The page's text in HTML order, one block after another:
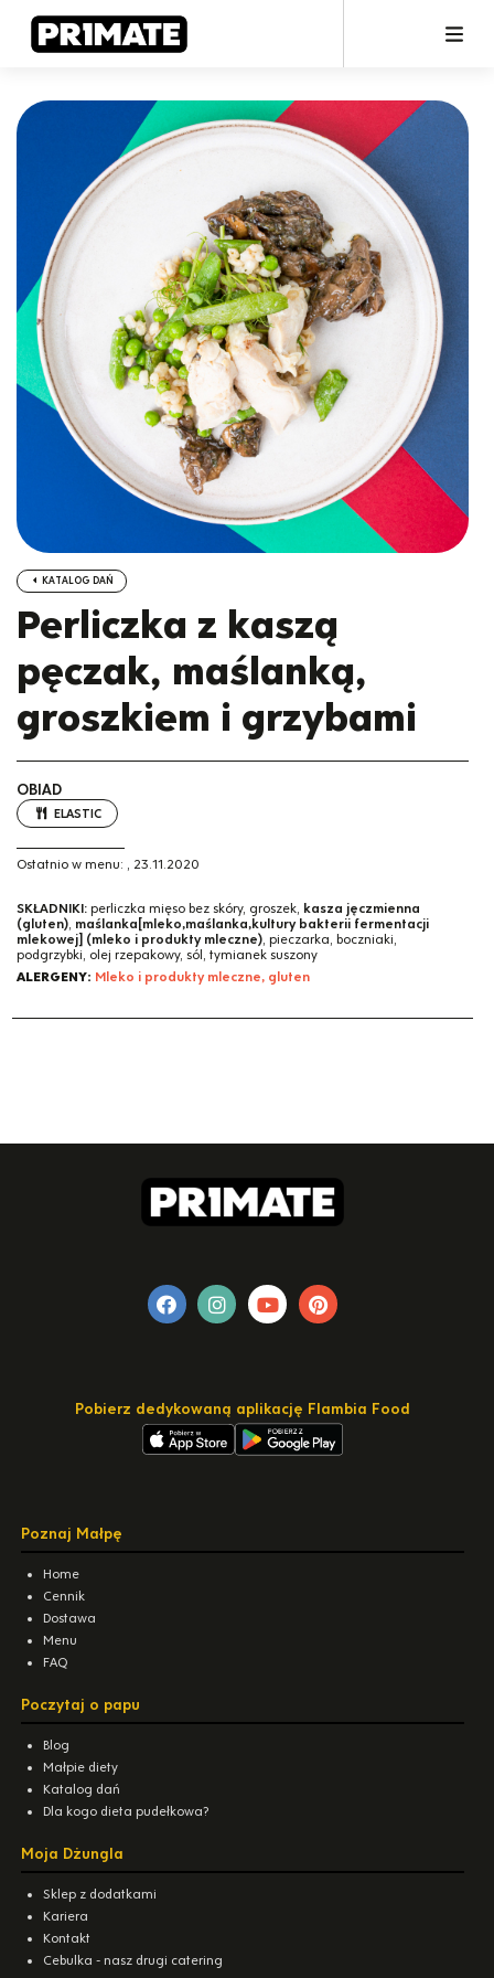
KATALOG DAŃ
Perliczka z kaszą
pęczak, maślanką,
groszkiem i grzybami
OBIAD
ELASTIC
Ostatnio w menu: , 23.11.2020
SKŁADNIKI: perliczka mięso bez skóry, groszek, kasza jęczmienna
(gluten), maślanka[mleko,maślanka,kultury bakterii fermentacji
mlekowej] (mleko i produkty mleczne), pieczarka, boczniaki,
podgrzybki, olej rzepakowy, sól, tymianek suszony
ALERGENY: Mleko i produkty mleczne, gluten
Pobierz dedykowaną aplikację Flambia Food
Poznaj Małpę
Home
Cennik
Dostawa
Menu
FAQ
Poczytaj o papu
Blog
Małpie diety
Katalog dań
Dla kogo dieta pudełkowa?
Moja Dżungla
Sklep z dodatkami
Kariera
Kontakt
Cebulka - nasz drugi catering